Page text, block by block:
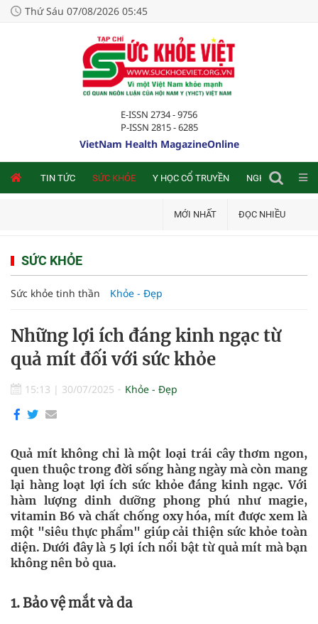
Thứ Sáu 07/08/2026 05:45
E-ISSN 2734 - 9756
P-ISSN 2815 - 6285
VietNam Health MagazineOnline
TIN TỨC SỨC KHỎE Y HỌC CỔ TRUYỀN NGHIÊN CỨU
MỚI NHẤT ĐỌC NHIỀU
SỨC KHỎE
Sức khỏe tinh thần Khỏe - Đẹp
Những lợi ích đáng kinh ngạc từ
quả mít đối với sức khỏe
15:13 | 30/07/2025 Khỏe - Đẹp
Quả mít không chỉ là một loại trái cây thơm ngon,
quen thuộc trong đời sống hàng ngày mà còn mang
lại hàng loạt lợi ích sức khỏe đáng kinh ngạc. Với
hàm lượng dinh dưỡng phong phú như magie,
vitamin B6 và chất chống oxy hóa, mít được xem là
một "siêu thực phẩm" giúp cải thiện sức khỏe toàn
diện. Dưới đây là 5 lợi ích nổi bật từ quả mít mà bạn
không nên bỏ qua.
1. Bảo vệ mắt và da